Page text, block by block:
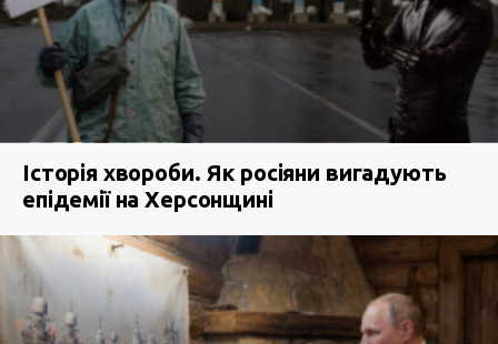
Історія хвороби. Як росіяни вигадують
епідемії на Херсонщині